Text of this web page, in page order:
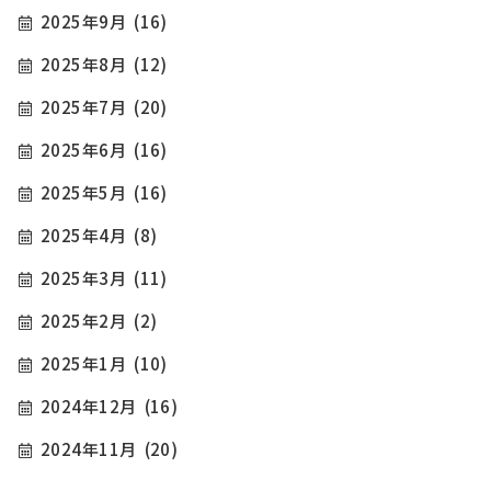
2025年9月 (16)
2025年8月 (12)
2025年7月 (20)
2025年6月 (16)
2025年5月 (16)
2025年4月 (8)
2025年3月 (11)
2025年2月 (2)
2025年1月 (10)
2024年12月 (16)
2024年11月 (20)